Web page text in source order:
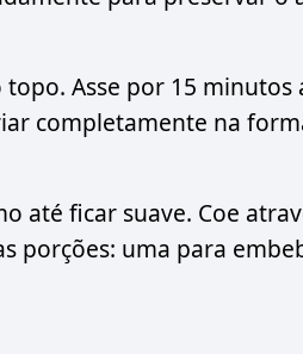
Asse por 15
completamente na
até ficar suave. Coe
porções: uma para